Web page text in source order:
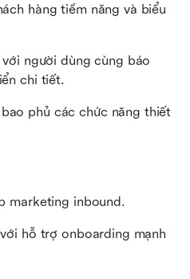
hàng tiềm năng và biểu
người dùng cùng báo
chi tiết.
phủ các chức năng thiết
marketing inbound.
hỗ trợ onboarding mạnh